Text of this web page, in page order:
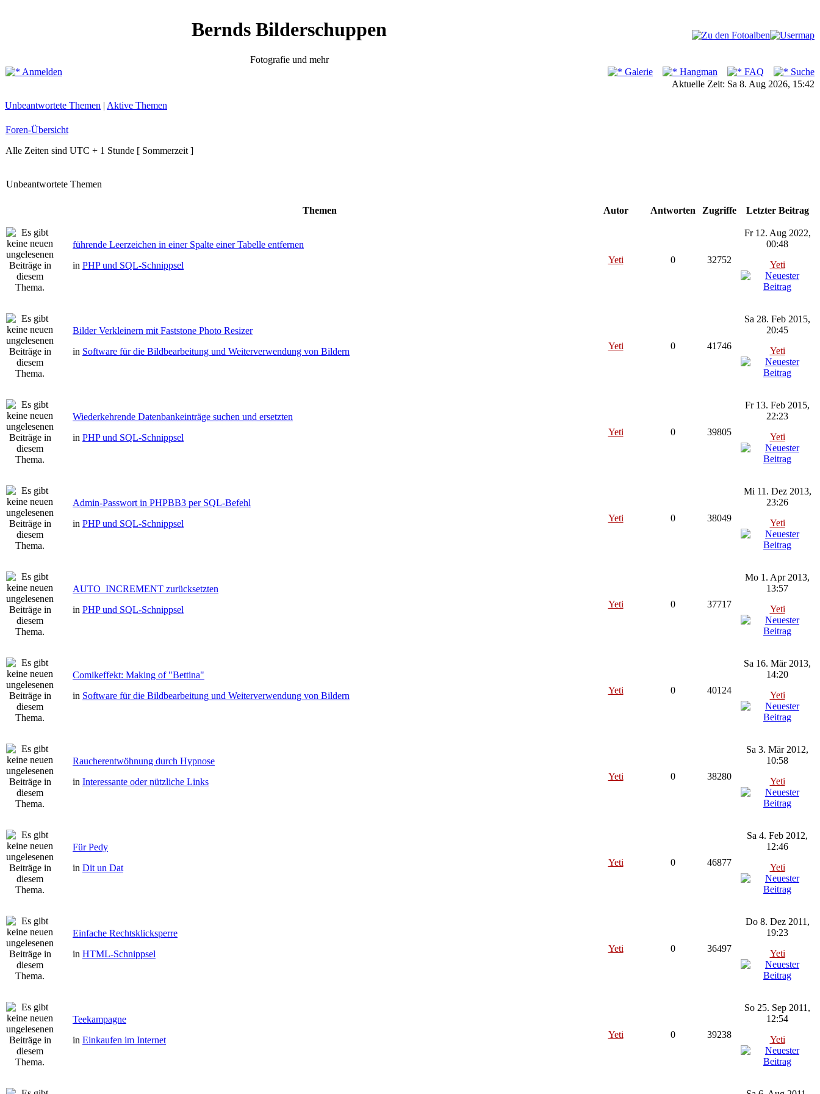
Bernds Bilderschuppen
Fotografie und mehr
Anmelden
Galerie Hangman FAQ
Suche
Aktuelle Zeit: Sa 8. Aug 2026, 15:42
Unbeantwortete Themen | Aktive Themen
Foren-Übersicht
Alle Zeiten sind UTC + 1 Stunde [ Sommerzeit ]
Unbeantwortete Themen
Themen Autor Antworten Zugriffe Letzter Beitrag
führende Leerzeichen in einer Spalte einer Tabelle entfernen
in PHP und SQL-Schnippsel
Yeti 0 32752
Fr 12. Aug 2022,
00:48
Yeti
Bilder Verkleinern mit Faststone Photo Resizer
in Software für die Bildbearbeitung und Weiterverwendung von Bildern
Yeti 0 41746
Sa 28. Feb 2015,
20:45
Yeti
Wiederkehrende Datenbankeinträge suchen und ersetzten
in PHP und SQL-Schnippsel
Yeti 0 39805
Fr 13. Feb 2015,
22:23
Yeti
Admin-Passwort in PHPBB3 per SQL-Befehl
in PHP und SQL-Schnippsel
Yeti 0 38049
Mi 11. Dez 2013,
23:26
Yeti
AUTO_INCREMENT zurücksetzten
in PHP und SQL-Schnippsel
Yeti 0 37717
Mo 1. Apr 2013,
13:57
Yeti
Comikeffekt: Making of "Bettina"
in Software für die Bildbearbeitung und Weiterverwendung von Bildern
Yeti 0 40124
Sa 16. Mär 2013,
14:20
Yeti
Raucherentwöhnung durch Hypnose
in Interessante oder nützliche Links
Yeti 0 38280
Sa 3. Mär 2012,
10:58
Yeti
Für Pedy
in Dit un Dat
Yeti 0 46877
Sa 4. Feb 2012,
12:46
Yeti
Einfache Rechtsklicksperre
in HTML-Schnippsel
Yeti 0 36497
Do 8. Dez 2011,
19:23
Yeti
Teekampagne
in Einkaufen im Internet
Yeti 0 39238
So 25. Sep 2011,
12:54
Yeti